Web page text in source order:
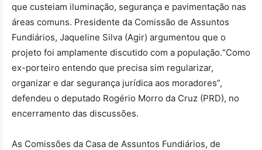
que custeiam iluminação, segurança e pavimentação nas
áreas comuns. Presidente da Comissão de Assuntos
Fundiários, Jaqueline Silva (Agir) argumentou que o
projeto foi amplamente discutido com a população.“Como
ex-porteiro entendo que precisa sim regularizar,
organizar e dar segurança jurídica aos moradores”,
defendeu o deputado Rogério Morro da Cruz (PRD), no
encerramento das discussões.
As Comissões da Casa de Assuntos Fundiários, de